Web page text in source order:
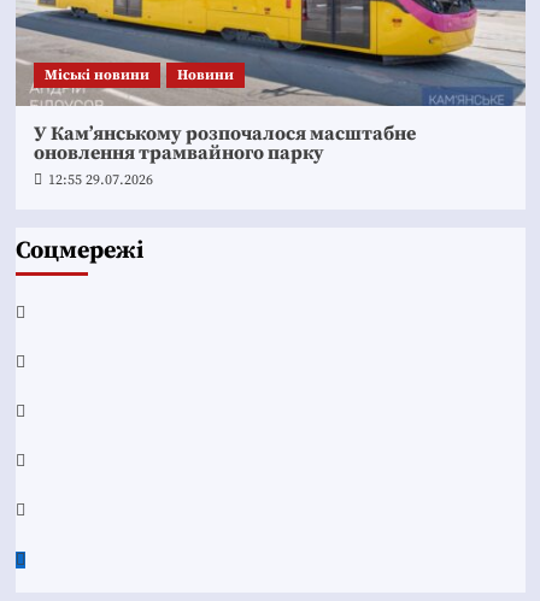
Mіські новини Новини
У Кам’янському розпочалося масштабне
оновлення трамвайного парку
12:55 29.07.2026
Соцмережі
Facebook
YouTube
Telegram
Instagram
Twitter
Google